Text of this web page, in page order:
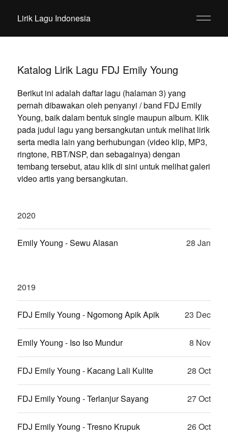
Lirik Lagu Indonesia
Katalog Lirik Lagu FDJ Emily Young
Berikut ini adalah daftar lagu (halaman 3) yang
pernah dibawakan oleh penyanyi / band FDJ Emily
Young, baik dalam bentuk single maupun album. Klik
pada judul lagu yang bersangkutan untuk melihat lirik
serta media lain yang berhubungan (video klip, MP3,
ringtone, RBT/NSP, dan sebagainya) dengan
tembang tersebut, atau klik di sini untuk melihat galeri
video artis yang bersangkutan.
2020
Emily Young - Sewu Alasan 28 Jan
2019
FDJ Emily Young - Ngomong Apik Apik 23 Dec
Emily Young - Iso Iso Mundur 8 Nov
FDJ Emily Young - Kacang Lali Kulite 28 Oct
FDJ Emily Young - Terlanjur Sayang 27 Oct
FDJ Emily Young - Tresno Krupuk 26 Oct